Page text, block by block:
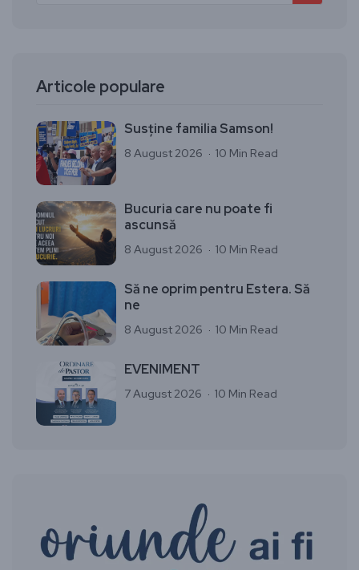
Articole populare
Susține familia Samson!
8 August 2026 10 Min Read
Bucuria care nu poate fi
ascunsă
8 August 2026 10 Min Read
Să ne oprim pentru Estera. Să
ne
8 August 2026 10 Min Read
EVENIMENT
7 August 2026 10 Min Read